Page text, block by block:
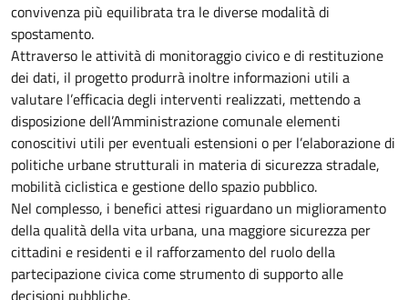
convivenza più equilibrata tra le diverse modalità di
spostamento.
Attraverso le attività di monitoraggio civico e di restituzione
dei dati, il progetto produrrà inoltre informazioni utili a
valutare l’efficacia degli interventi realizzati, mettendo a
disposizione dell’Amministrazione comunale elementi
conoscitivi utili per eventuali estensioni o per l’elaborazione di
politiche urbane strutturali in materia di sicurezza stradale,
mobilità ciclistica e gestione dello spazio pubblico.
Nel complesso, i benefici attesi riguardano un miglioramento
della qualità della vita urbana, una maggiore sicurezza per
cittadini e residenti e il rafforzamento del ruolo della
partecipazione civica come strumento di supporto alle
decisioni pubbliche.